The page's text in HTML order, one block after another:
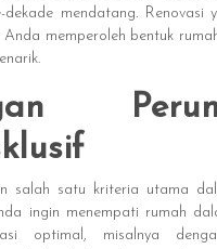
mendatang. Renovasi
memperoleh bentuk
salah satu kriteria utama
ingin menempati rumah
optimal, misalnya